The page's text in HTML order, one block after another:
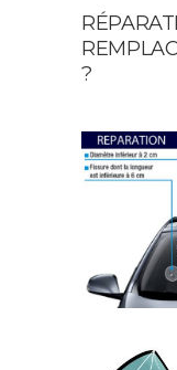
This
field
should
left
blank
?